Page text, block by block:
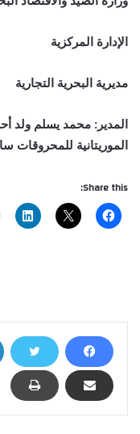
الإدارة المركزية
مديرية البحرية التجارية
المدير: محمد يسلم ولد
الموريتانية للمحروقات
Share this: